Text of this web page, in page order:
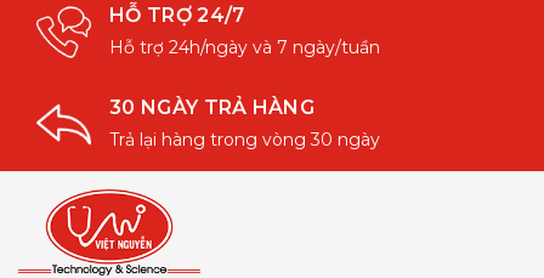
HỖ TRỢ 24/7
Hỗ trợ 24h/ngày và 7 ngày/tuần
30 NGÀY TRẢ HÀNG
Trả lại hàng trong vòng 30 ngày